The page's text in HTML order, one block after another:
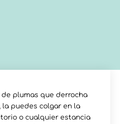
plumas que derrocha
la puedes colgar en la
o cualquier estancia